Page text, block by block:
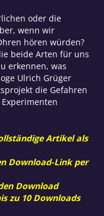
oder die
wenn wir
hören würden?
beide Arten für uns
erkennen, was
Ulrich Grüger
die Gefahren
Artikel als
Download-Link per
Download
zu 10 Downloads